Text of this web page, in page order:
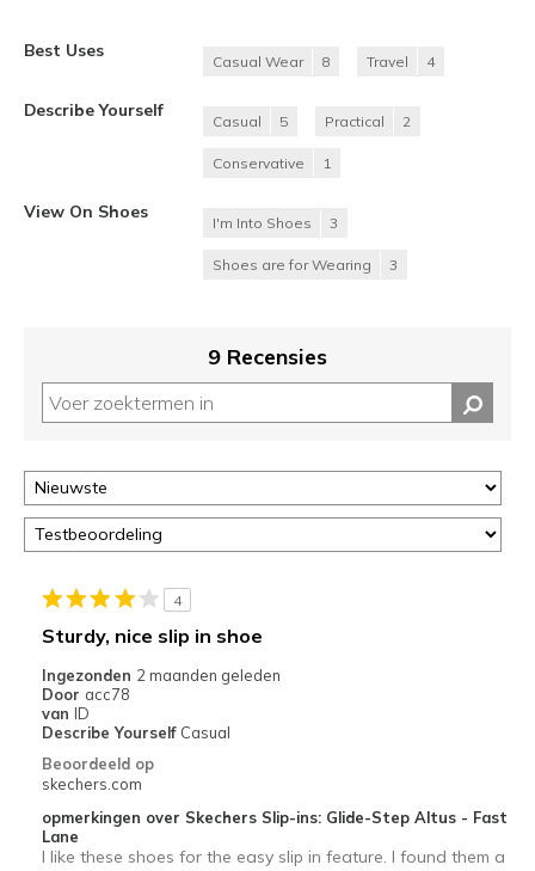
Best Uses
Casual Wear 8 Travel 4
Describe Yourself
Casual 5 Practical 2
Conservative 1
View On Shoes
I'm Into Shoes 3
Shoes are for Wearing 3
9 Recensies
4
Sturdy, nice slip in shoe
Ingezonden 2 maanden geleden
Door acc78
van ID
Describe Yourself Casual
Beoordeeld op
skechers.com
opmerkingen over Skechers Slip-ins: Glide-Step Altus - Fast
Lane
I like these shoes for the easy slip in feature. I found them a